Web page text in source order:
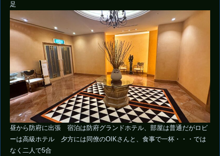
足
昼から防府に出張 宿泊は防府グランドホテル、部屋は普通だがロビ
ーは高級ホテル 夕方には同僚のOIKさんと、食事で一杯・・・では
なく二人で5合